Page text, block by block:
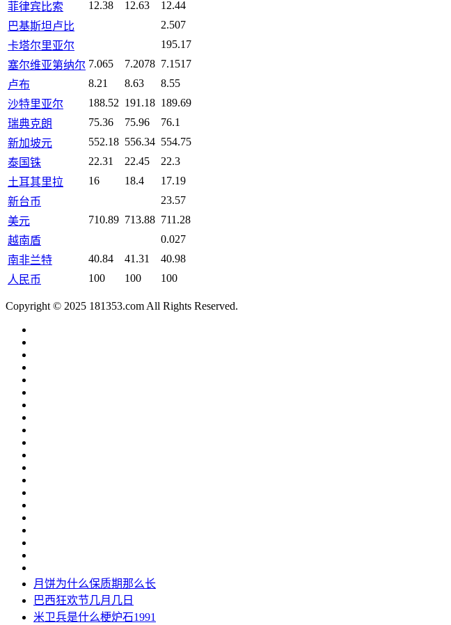
菲律宾比索
12.38 12.63
12.44
巴基斯坦卢比
2.507
卡塔尔里亚尔
195.17
塞尔维亚第纳尔 7.065 7.2078 7.1517
卢布
8.21 8.63
8.55
沙特里亚尔
188.52 191.18 189.69
瑞典克朗
75.36 75.96
76.1
新加坡元
552.18 556.34 554.75
泰国铢
22.31 22.45
22.3
土耳其里拉
16 18.4
17.19
新台币
23.57
美元
710.89 713.88 711.28
越南盾
0.027
南非兰特
40.84 41.31
40.98
人民币
100 100 100
Copyright © 2025 181353.com All Rights Reserved.
月饼为什么保质期那么长
巴西狂欢节几月几日
米卫兵是什么梗炉石1991